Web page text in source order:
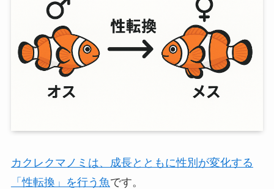
カクレクマノミは、成長とともに性別が変化する
「性転換」を行う魚です。